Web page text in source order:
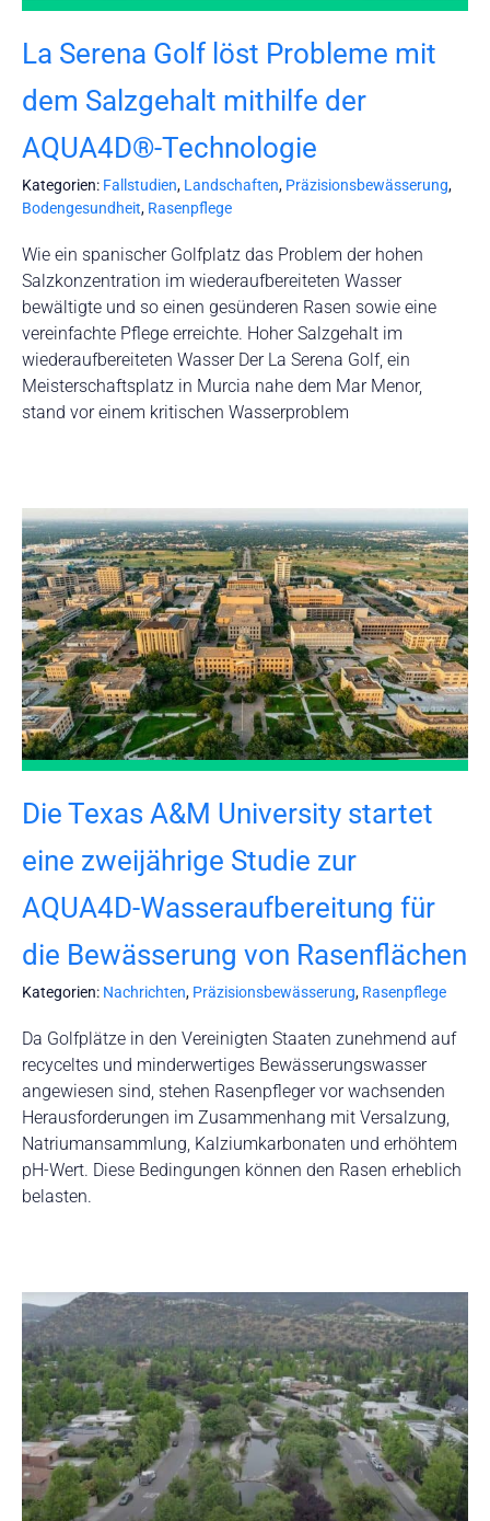
La Serena Golf löst Probleme mit
dem Salzgehalt mithilfe der
AQUA4D®-Technologie
Kategorien: Fallstudien, Landschaften, Präzisionsbewässerung,
Bodengesundheit, Rasenpflege
Wie ein spanischer Golfplatz das Problem der hohen
Salzkonzentration im wiederaufbereiteten Wasser
bewältigte und so einen gesünderen Rasen sowie eine
vereinfachte Pflege erreichte. Hoher Salzgehalt im
wiederaufbereiteten Wasser Der La Serena Golf, ein
Meisterschaftsplatz in Murcia nahe dem Mar Menor,
stand vor einem kritischen Wasserproblem
Die Texas A&M University startet
eine zweijährige Studie zur
AQUA4D-Wasseraufbereitung für
die Bewässerung von Rasenflächen
Kategorien: Nachrichten, Präzisionsbewässerung, Rasenpflege
Da Golfplätze in den Vereinigten Staaten zunehmend auf
recyceltes und minderwertiges Bewässerungswasser
angewiesen sind, stehen Rasenpfleger vor wachsenden
Herausforderungen im Zusammenhang mit Versalzung,
Natriumansammlung, Kalziumkarbonaten und erhöhtem
pH-Wert. Diese Bedingungen können den Rasen erheblich
belasten.